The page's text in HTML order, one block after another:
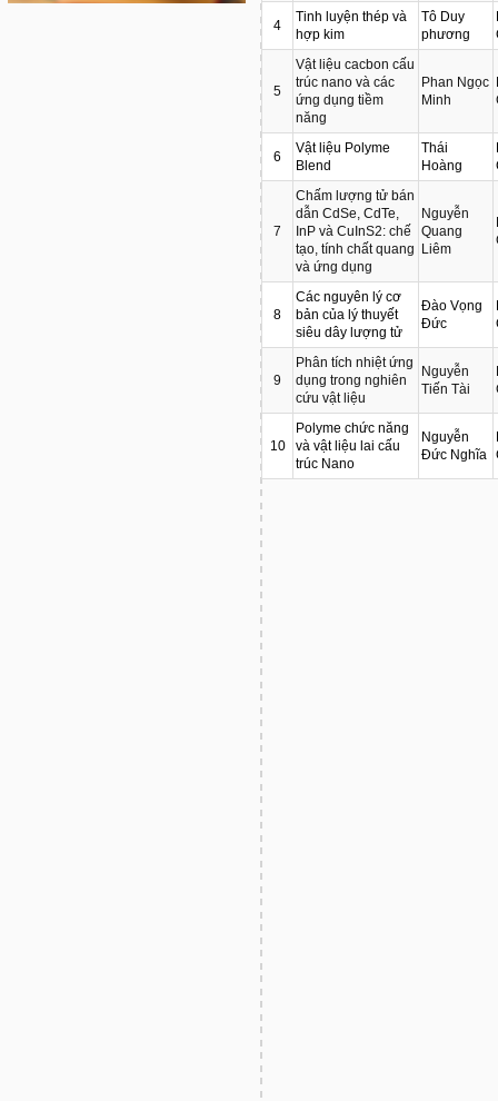
4
Tinh luyện thép và
hợp kim
Tô Duy
phương
5
Vật liệu cacbon cấu
trúc nano và các
ứng dụng tiềm
năng
Phan Ngọc
Minh
6
Vật liệu Polyme
Blend
Thái
Hoàng
7
Chấm lượng tử bán
dẫn CdSe, CdTe,
InP và CuInS2: chế
tạo, tính chất quang
và ứng dụng
Nguyễn
Quang
Liêm
8
Các nguyên lý cơ
bản của lý thuyết
siêu dây lượng tử
Đào Vọng
Đức
9
Phân tích nhiệt ứng
dụng trong nghiên
cứu vật liệu
Nguyễn
Tiến Tài
10
Polyme chức năng
và vật liệu lai cấu
trúc Nano
Nguyễn
Đức Nghĩa